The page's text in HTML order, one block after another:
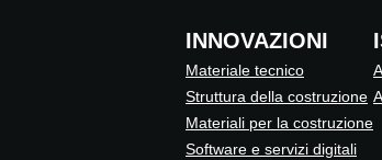
INNOVAZIONI
Materiale tecnico
Struttura della costruzione
Materiali per la costruzione
Software e servizi digitali